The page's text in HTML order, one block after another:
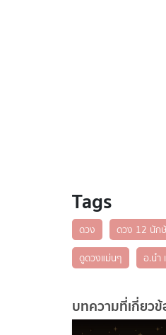
Tags
ดวง ดวง 12 นัก
ดูดวงแม่นๆ
อ.นำ
บทความที่เกี่ยว